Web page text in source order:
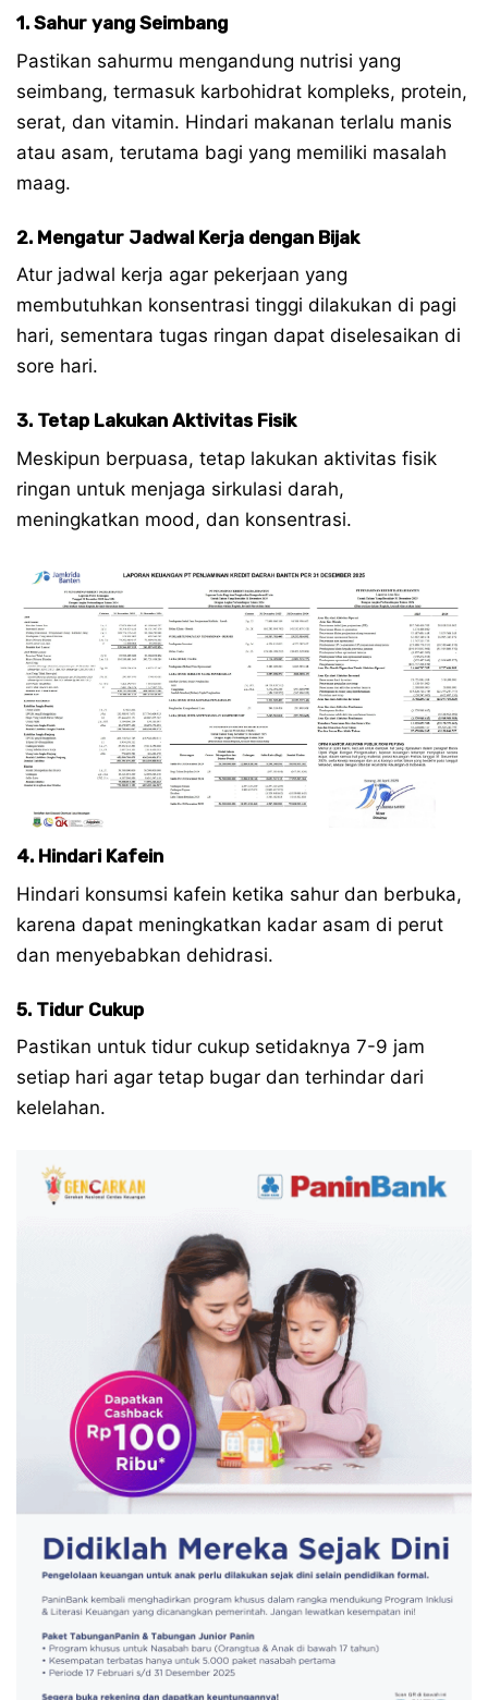
1. Sahur yang Seimbang
Pastikan sahurmu mengandung nutrisi yang
seimbang, termasuk karbohidrat kompleks, protein,
serat, dan vitamin. Hindari makanan terlalu manis
atau asam, terutama bagi yang memiliki masalah
maag.
2. Mengatur Jadwal Kerja dengan Bijak
Atur jadwal kerja agar pekerjaan yang
membutuhkan konsentrasi tinggi dilakukan di pagi
hari, sementara tugas ringan dapat diselesaikan di
sore hari.
3. Tetap Lakukan Aktivitas Fisik
Meskipun berpuasa, tetap lakukan aktivitas fisik
ringan untuk menjaga sirkulasi darah,
meningkatkan mood, dan konsentrasi.
4. Hindari Kafein
Hindari konsumsi kafein ketika sahur dan berbuka,
karena dapat meningkatkan kadar asam di perut
dan menyebabkan dehidrasi.
5. Tidur Cukup
Pastikan untuk tidur cukup setidaknya 7-9 jam
setiap hari agar tetap bugar dan terhindar dari
kelelahan.